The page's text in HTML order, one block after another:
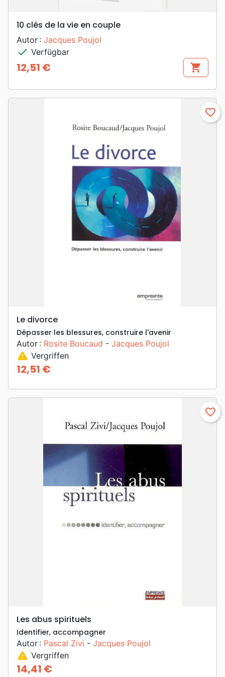
10 clés de la vie en couple
Autor : Jacques Poujol
check Verfügbar
Preis
12,51 € shopping_cart
favorite_border
Le divorce
Dépasser les blessures, construire l'avenir
Autor : Rosite Boucaud - Jacques Poujol
warning Vergriffen
Preis
12,51 €
favorite_border
Les abus spirituels
Identifier, accompagner
Autor : Pascal Zivi - Jacques Poujol
warning Vergriffen
Preis
14,41 €